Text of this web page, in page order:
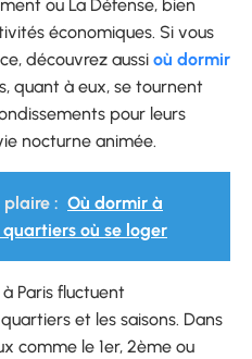
ou La Défense, bien
économiques. Si vous
découvrez aussi où dormir
quant à eux, se tournent
pour leurs
nocturne animée.
: Où dormir à
quartiers où se loger
Paris fluctuent
et les saisons. Dans
comme le 1er, 2ème ou